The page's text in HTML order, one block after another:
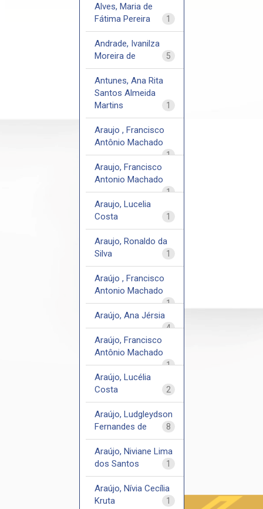
Alves, Maria de
Fátima Pereira
1
Andrade, Ivanilza
Moreira de
5
Antunes, Ana Rita
Santos Almeida
Martins
1
Araujo , Francisco
Antônio Machado
1
Araujo, Francisco
Antonio Machado
1
Araujo, Lucelia
Costa
1
Araujo, Ronaldo da
Silva
1
Araújo , Francisco
Antonio Machado
1
Araújo, Ana Jérsia
4
Araújo, Francisco
Antônio Machado
1
Araújo, Lucélia
Costa
2
Araújo, Ludgleydson
Fernandes de
8
Araújo, Niviane Lima
dos Santos
1
Araújo, Nívia Cecília
Kruta
1